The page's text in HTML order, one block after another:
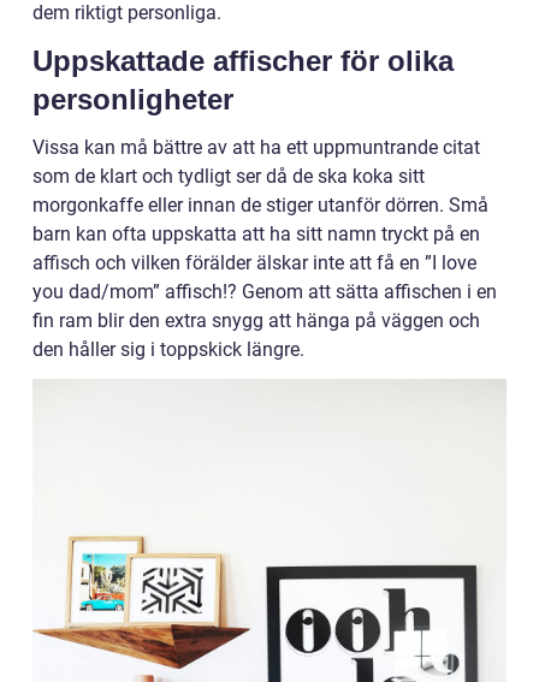
dem riktigt personliga.
Uppskattade affischer för olika
personligheter
Vissa kan må bättre av att ha ett uppmuntrande citat
som de klart och tydligt ser då de ska koka sitt
morgonkaffe eller innan de stiger utanför dörren. Små
barn kan ofta uppskatta att ha sitt namn tryckt på en
affisch och vilken förälder älskar inte att få en ”I love
you dad/mom” affisch!? Genom att sätta affischen i en
fin ram blir den extra snygg att hänga på väggen och
den håller sig i toppskick längre.